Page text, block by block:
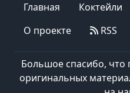
Главная Коктейли
О проекте
RSS
Большое спасибо,
оригинальных